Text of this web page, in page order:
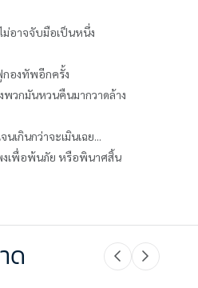
อาจจับมือเป็นหนึ่ง
กองทัพอีกครั้ง
พวกมันหวนคืนมากวาดล้าง
เกินกว่าจะเมินเฉย...
งเพื่อพ้นภัย หรือพินาศสิ้น
ด